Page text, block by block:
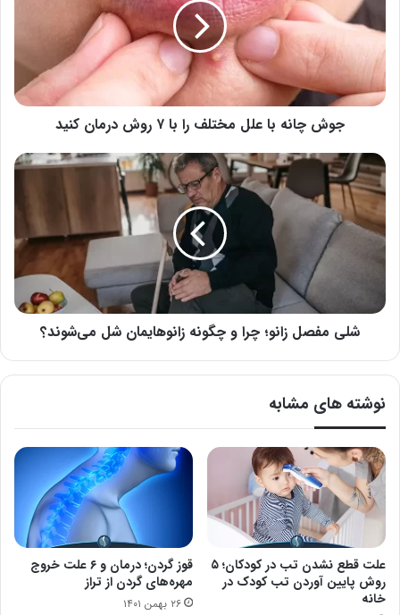
علل
مختلف
را
با
۷
روش
جوش چانه با علل مختلف را با ۷ روش درمان کنید
شلی
مفصل
زانو؛
چرا
و
می‌شوند؟
شلی مفصل زانو؛ چرا و چگونه زانوهایمان شل می‌شوند؟
نوشته های مشابه
علت قطع نشدن تب در کودکان؛ ۵
روش پایین آوردن تب کودک در
خانه
قوز گردن؛ درمان و ۶ علت خروج
مهره‌های گردن از تراز
۲۶ بهمن ۱۴۰۱